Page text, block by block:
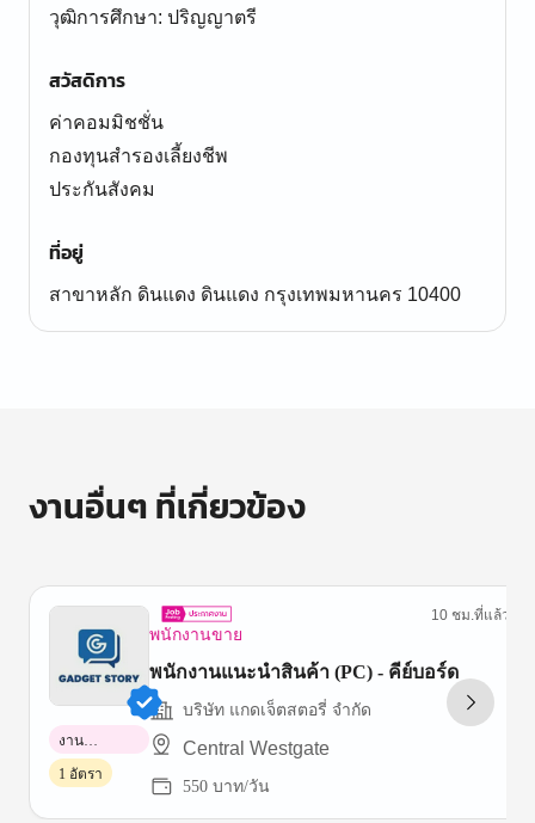
สวัสดิการ
ค่าคอมมิชชั่น
กองทุนสำรองเลี้ยงชีพ
ประกันสังคม
ที่อยู่
สาขาหลัก ดินแดง ดินแดง กรุงเทพมหานคร 10400
งานอื่นๆ ที่เกี่ยวข้อง
พนักงานขาย
10 ชม.ที่แล้ว
พนักงานแนะนำสินค้า (PC) - คีย์บอร์ด
บริษัท แกดเจ็ตสตอรี่ จำกัด
Central Westgate
550 บาท/วัน
งาน
พาร์ทไทม์
1 อัตรา